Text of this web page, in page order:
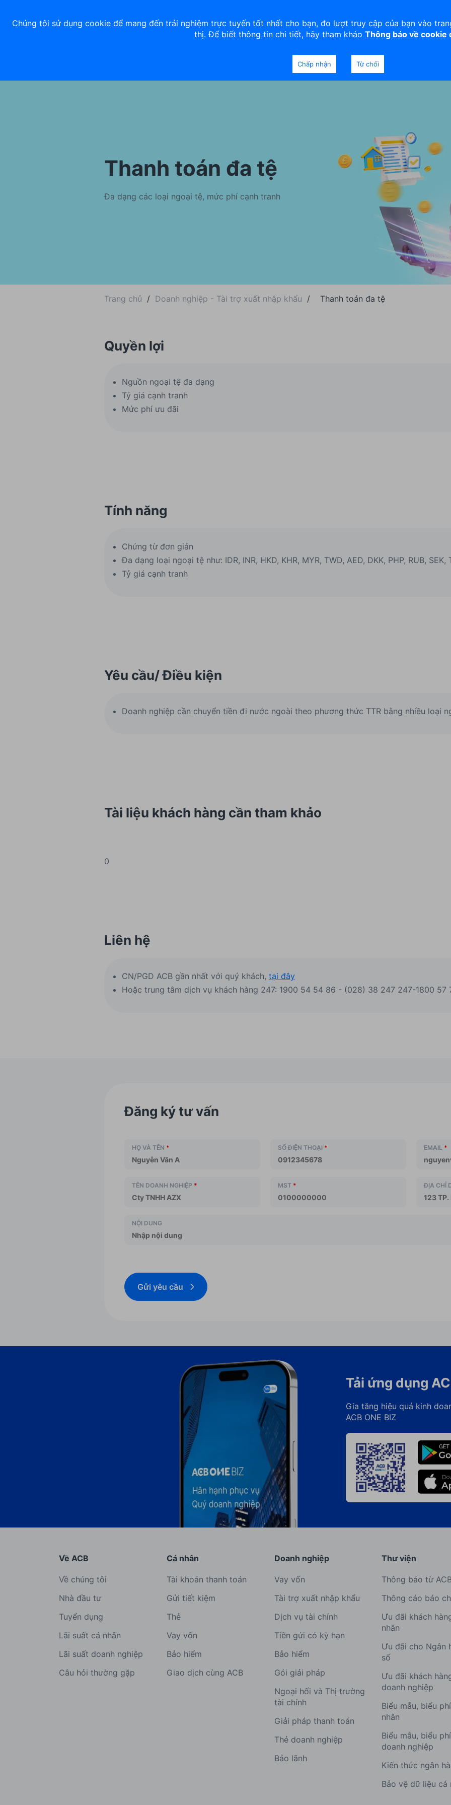
Thanh toán đa tệ
Đa dạng các loại ngoại tệ, mức phí cạnh tranh
Trang chủ / Doanh nghiệp - Tài trợ xuất nhập khẩu / Thanh toán đa tệ
Quyền lợi
Nguồn ngoại tệ đa dạng
Tỷ giá cạnh tranh
Mức phí ưu đãi
Tính năng
Chứng từ đơn giản
Đa dạng loại ngoại tệ như: IDR, INR, HKD, KHR, MYR, TWD, AED, DKK, PHP, RUB, SEK,
Tỷ giá cạnh tranh
Yêu cầu/ Điều kiện
Doanh nghiệp cần chuyển tiền đi nước ngoài theo phương thức TTR bằng nhiều loại
Tài liệu khách hàng cần tham khảo
0
Liên hệ
CN/PGD ACB gần nhất với quý khách, tại đây
Hoặc trung tâm dịch vụ khách hàng 247: 1900 54 54 86 - (028) 38 247 247-1800 57
Đăng ký tư vấn
HỌ VÀ TÊN * SỐ ĐIỆN THOẠI * EMAIL *
TÊN DOANH NGHIỆP * MST * ĐỊA CHỈ
NỘI DUNG
Gửi yêu cầu
Tải ứng dụng
Gia tăng hiệu quả kinh
ACB ONE BIZ
Về ACB
Về chúng tôi
Nhà đầu tư
Tuyển dụng
Lãi suất cá nhân
Lãi suất doanh nghiệp
Câu hỏi thường gặp
Cá nhân
Tài khoản thanh toán
Gửi tiết kiệm
Thẻ
Vay vốn
Bảo hiểm
Giao dịch cùng ACB
Doanh nghiệp
Vay vốn
Tài trợ xuất nhập khẩu
Dịch vụ tài chính
Tiền gửi có kỳ hạn
Bảo hiểm
Gói giải pháp
Ngoại hối và Thị trường
tài chính
Giải pháp thanh toán
Thẻ doanh nghiệp
Bảo lãnh
Thư viện
Thông báo từ
Thông cáo báo
Ưu đãi khách
nhân
Ưu đãi cho Ngân
số
Ưu đãi khách
doanh nghiệp
Biểu mẫu, biểu
nhân
Biểu mẫu, biểu phí
doanh nghiệp
Kiến thức ngân
Bảo vệ dữ liệu cá
Chúng tôi sử dụng cookie để mang đến trải nghiệm trực tuyến tốt nhất cho bạn, đo lượt truy cập của bạn vào
thị. Để biết thông tin chi tiết, hãy tham khảo Thông báo về cookie
Chấp nhận Từ chối